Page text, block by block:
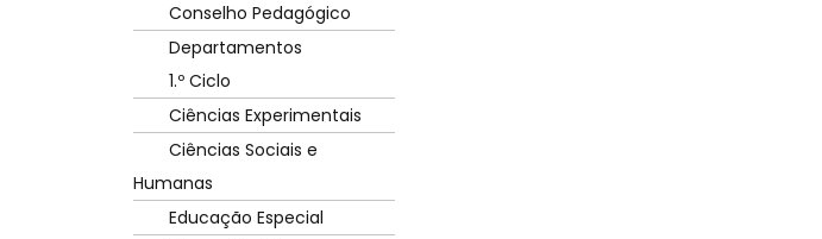
Conselho Pedagógico
Departamentos
1.º Ciclo
Ciências Experimentais
Ciências Sociais e
Humanas
Educação Especial